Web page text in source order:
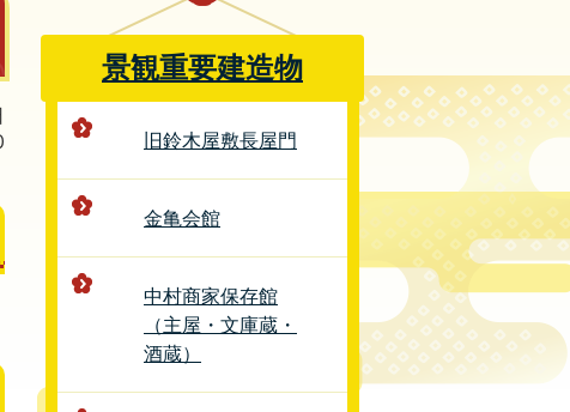
景観重要建造物
旧鈴木屋敷長屋門
金亀会館
中村商家保存館
（主屋・文庫蔵・
酒蔵）